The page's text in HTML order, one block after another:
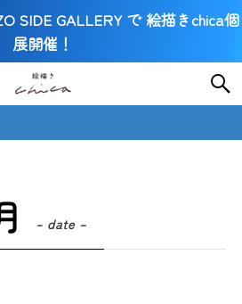
SIDE GALLERY で 絵描きchica個
展開催！
– date –